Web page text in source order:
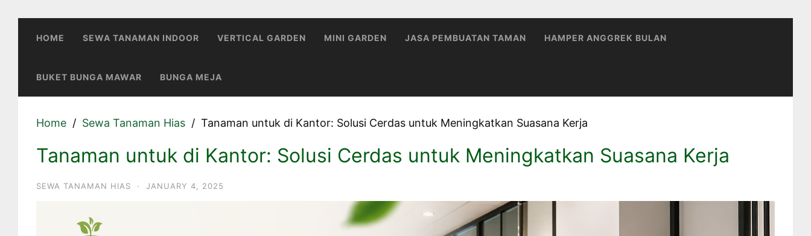
HOME SEWA TANAMAN INDOOR VERTICAL GARDEN MINI GARDEN JASA PEMBUATAN TAMAN HAMPER ANGGREK BULAN
BUKET BUNGA MAWAR BUNGA MEJA
Home Sewa Tanaman Hias Tanaman untuk di Kantor: Solusi Cerdas untuk Meningkatkan Suasana Kerja
Tanaman untuk di Kantor: Solusi Cerdas untuk Meningkatkan Suasana Kerja
SEWA TANAMAN HIAS · JANUARY 4, 2025